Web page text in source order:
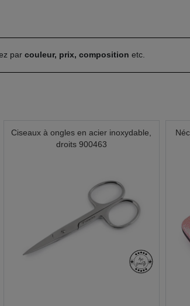
par couleur, prix, composition etc.
Ciseaux à ongles en acier inoxydable,
droits 900463